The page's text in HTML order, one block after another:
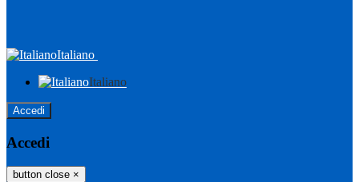
Italiano
Italiano
Accedi
Accedi
button close ×